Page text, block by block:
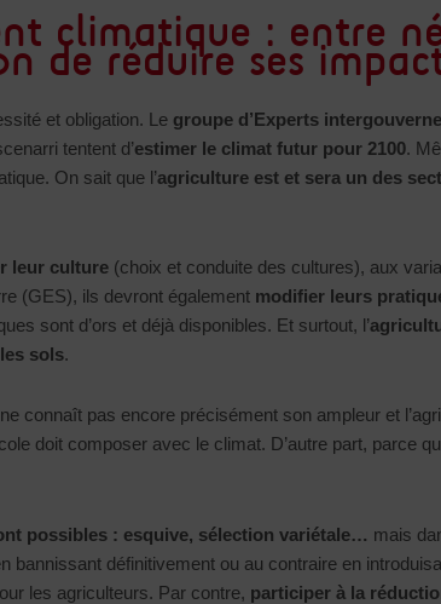
climatique : entre
de réduire ses
et obligation. Le groupe d’Experts
tentent d’estimer le climat futur pour 2100.
On sait que l’agriculture est et sera un des
leur culture(choix et conduite des cultures), aux
(GES), ils devront également modifier leurs
sont d’ors et déjà disponibles. Et surtout, l’
sols.
connaît pas encore précisément son ampleur et
doit composer avec le climat. D’autre part, parce
possibles : esquive, sélection variétale… mais
définitivement ou au contraire en
les agriculteurs. Par contre, participer à la